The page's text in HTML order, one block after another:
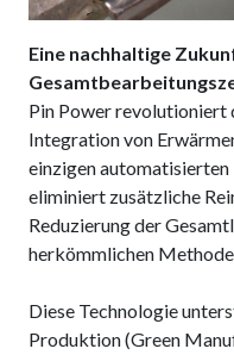
Eine nachhaltige
Pin Power revolutioniert
Integration von
einzigen
eliminiert zusätzliche
Reduzierung der
herkömmlichen
Diese Technologie
Produktion (Green